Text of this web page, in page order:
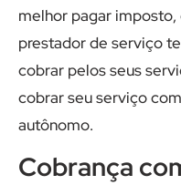
melhor pagar imposto,
prestador de serviço
cobrar pelos seus
cobrar seu serviço
autônomo.
Cobrança